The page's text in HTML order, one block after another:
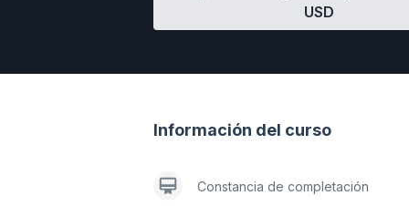
USD
Información del curso
Constancia de completación